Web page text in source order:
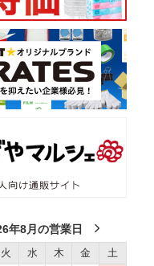
年8月の営業日
火 水 木 金
土